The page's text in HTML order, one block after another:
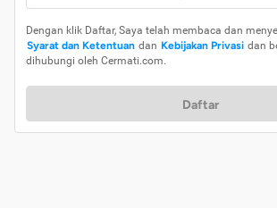
Dengan klik Daftar, Saya telah membaca dan
Syarat dan Ketentuan dan Kebijakan Privasi dan
dihubungi oleh Cermati.com.
Daftar